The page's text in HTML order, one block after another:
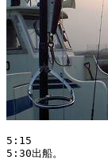
5:15
5:30出船。